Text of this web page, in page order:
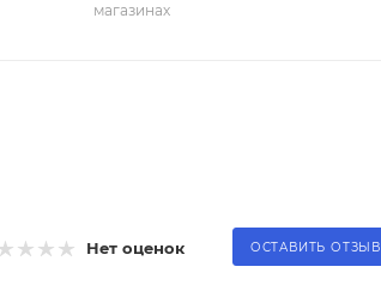
магазинах
Нет оценок ОСТАВИТЬ ОТЗЫВ